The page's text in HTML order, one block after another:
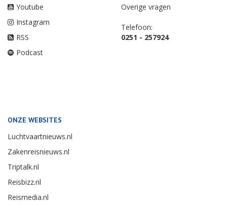
Youtube
Instagram
RSS
Podcast
Overige vragen
Telefoon:
0251 - 257924
ONZE WEBSITES
Luchtvaartnieuws.nl
Zakenreisnieuws.nl
Triptalk.nl
Reisbizz.nl
Reismedia.nl